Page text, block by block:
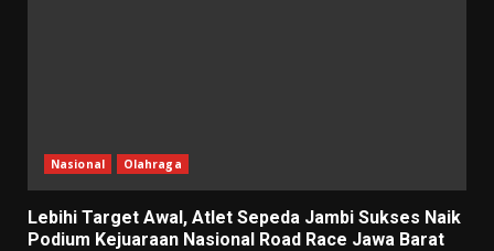
Nasional Olahraga
Lebihi Target Awal, Atlet Sepeda Jambi Sukses Naik
Podium Kejuaraan Nasional Road Race Jawa Barat